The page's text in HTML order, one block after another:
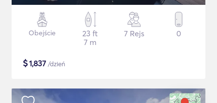
Obejście
23 ft
7 m
7 Rejs 0
$1,837 /dzień